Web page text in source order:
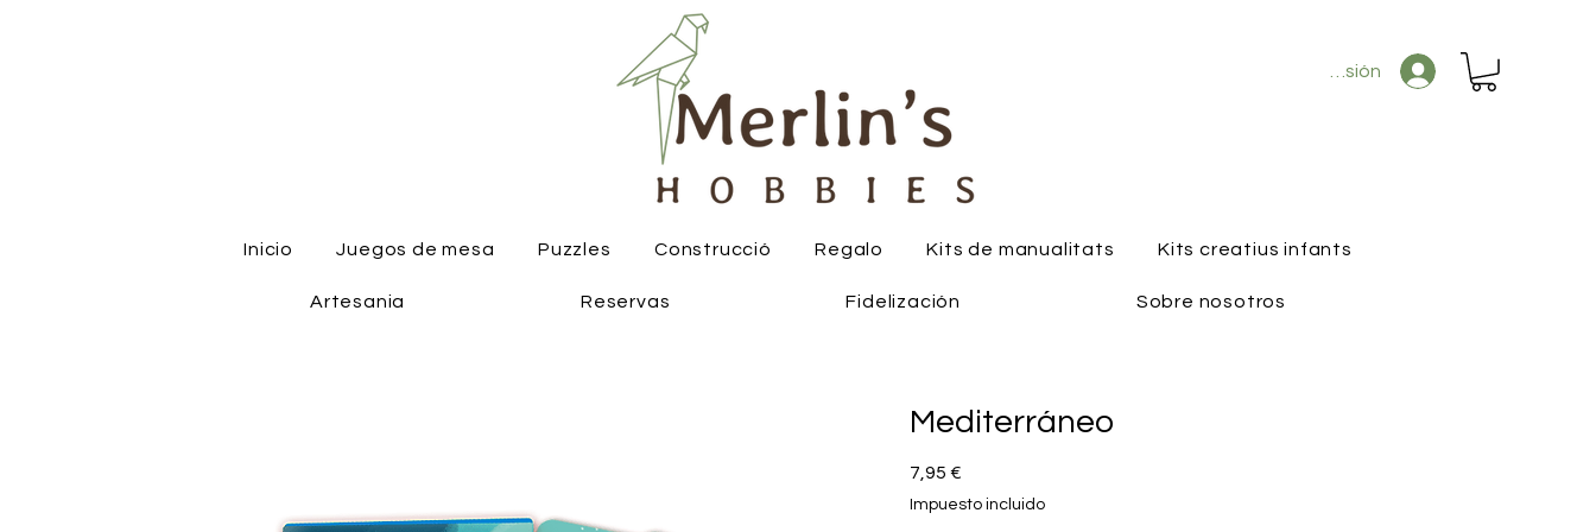
Iniciar sesión
Inicio Juegos de mesa Puzzles Construcció Regalo Kits de manualitats Kits creatius infants
Artesania Reservas Fidelización Sobre nosotros
Mediterráneo
7,95 €
Impuesto incluido